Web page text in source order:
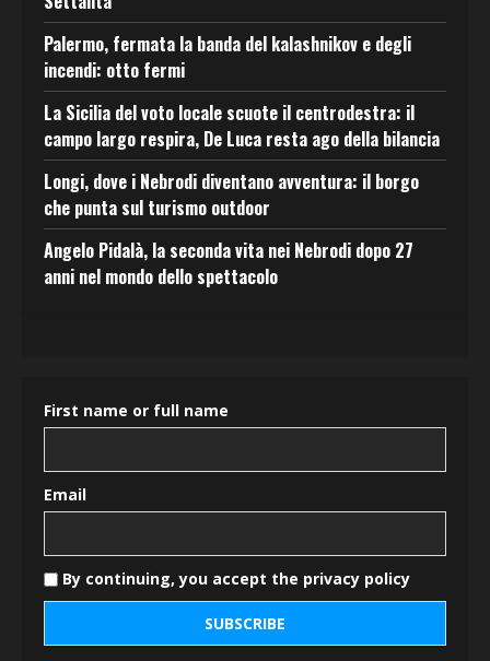
Palermo, fermata la banda del kalashnikov e degli
incendi: otto fermi
La Sicilia del voto locale scuote il centrodestra: il
campo largo respira, De Luca resta ago della bilancia
Longi, dove i Nebrodi diventano avventura: il borgo
che punta sul turismo outdoor
Angelo Pidalà, la seconda vita nei Nebrodi dopo 27
anni nel mondo dello spettacolo
First name or full name
Email
By continuing, you accept the privacy policy